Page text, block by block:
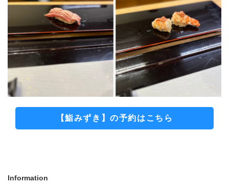
【鮨みずき】の予約はこちら
Information